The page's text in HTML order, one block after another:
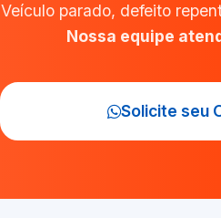
Veículo parado, defeito
Nossa equipe
Solicite seu